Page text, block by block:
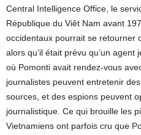
Central Intelligence Office, le
République du Viêt Nam avant
occidentaux pourrait se retourner
alors qu’il était prévu qu’un
où Pomonti avait rendez-vous
journalistes peuvent entretenir
sources, et des espions peuvent
journalistique. Ce qui brouille les
Vietnamiens ont parfois cru que